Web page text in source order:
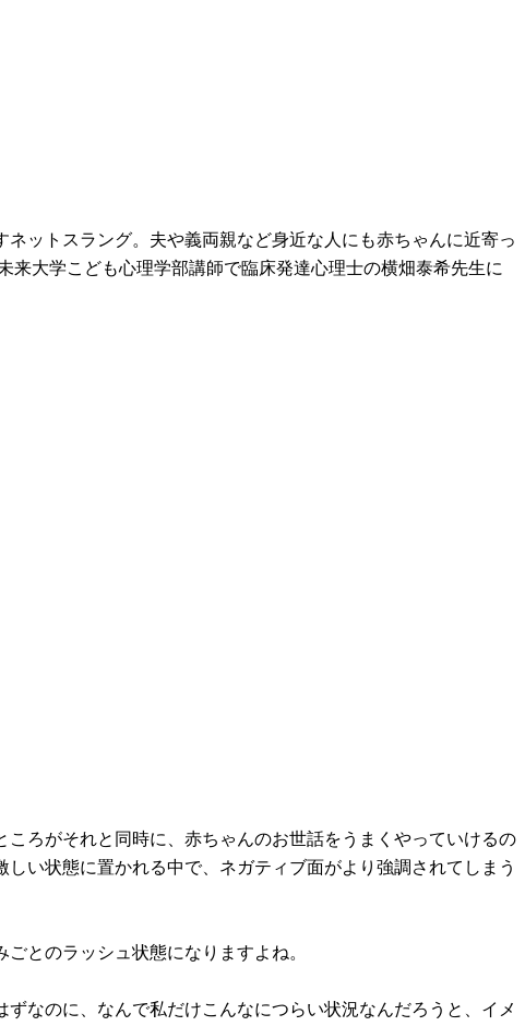
ットスラング。夫や義両親など身近な人にも赤ちゃんに近寄っ
大学こども心理学部講師で臨床発達心理士の横畑泰希先生に
ろがそれと同時に、赤ちゃんのお世話をうまくやっていけるの
い状態に置かれる中で、ネガティブ面がより強調されてしまう
とのラッシュ状態になりますよね。
なのに、なんで私だけこんなにつらい状況なんだろうと、イメ